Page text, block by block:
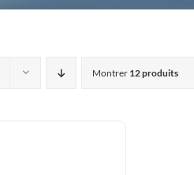
Montrer 12 produits